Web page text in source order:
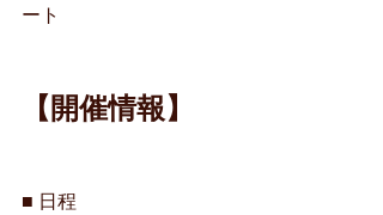
ート
【開催情報】
■ 日程